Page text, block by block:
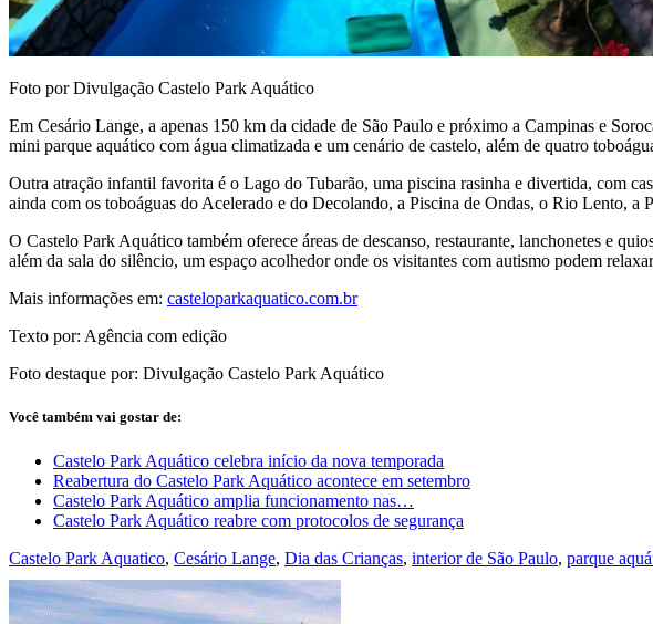
Foto por Divulgação Castelo Park Aquático
Em Cesário Lange, a apenas 150 km da cidade de São Paulo e próximo a Campinas e
mini parque aquático com água climatizada e um cenário de castelo, além de quatro
Outra atração infantil favorita é o Lago do Tubarão, uma piscina rasinha e divertida, com
ainda com os toboáguas do Acelerado e do Decolando, a Piscina de Ondas, o Rio Lento,
O Castelo Park Aquático também oferece áreas de descanso, restaurante, lanchonetes e
além da sala do silêncio, um espaço acolhedor onde os visitantes com autismo podem
Mais informações em: casteloparkaquatico.com.br
Texto por: Agência com edição
Foto destaque por: Divulgação Castelo Park Aquático
Você também vai gostar de:
Castelo Park Aquático celebra início da nova temporada
Reabertura do Castelo Park Aquático acontece em setembro
Castelo Park Aquático amplia funcionamento nas…
Castelo Park Aquático reabre com protocolos de segurança
Castelo Park Aquatico, Cesário Lange, Dia das Crianças, interior de São Paulo, parque